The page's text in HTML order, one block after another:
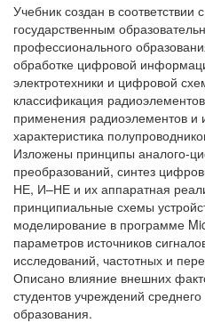
Учебник создан в
государственным
профессионального
обработке цифровой
электротехники и цифровой
классификация
применения радиоэлементов и
характеристика
Изложены принципы аналого-
преобразований, синтез
НЕ, И–НЕ и их аппаратная
принципиальные схемы
моделирование в программе
параметров источников
исследований, частотных и
Описано влияние внешних
студентов учреждений
образования.